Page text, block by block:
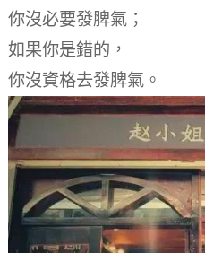
你沒必要發脾氣；
如果你是錯的，
你沒資格去發脾氣。